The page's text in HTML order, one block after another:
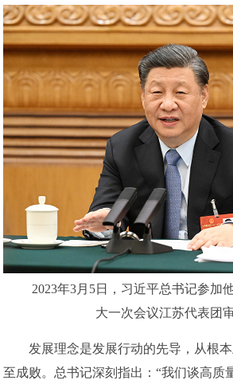
2023年3月5日，习近平总书记参加
大一次会议江苏代表团审
发展理念是发展行动的先导，从根本
至成败。总书记深刻指出：“我们谈高质